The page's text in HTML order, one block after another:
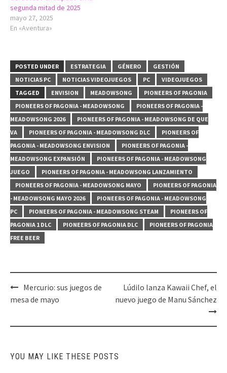
segunda mitad de 2025
mayo 27, 2025
En «Aventura»
POSTED UNDER ESTRATEGIA GÉNERO
GESTIÓN
NOTICIAS PC
NOTICIAS VIDEOJUEGOS PC
VIDEOJUEGOS
TAGGED
ENVISION MEADOWSONG
PIONEERS OF PAGONIA
PIONEERS OF PAGONIA - MEADOWSONG
PIONEERS OF PAGONIA -
MEADOWSONG 2026
PIONEERS OF PAGONIA - MEADOWSONG DE QUE
VA
PIONEERS OF PAGONIA - MEADOWSONG DLC
PIONEERS OF
PAGONIA - MEADOWSONG ENVISION
PIONEERS OF PAGONIA -
MEADOWSONG EXPANSIÓN
PIONEERS OF PAGONIA - MEADOWSONG
JUEGO
PIONEERS OF PAGONIA - MEADOWSONG LANZAMIENTO
PIONEERS OF PAGONIA - MEADOWSONG MAYO
PIONEERS OF PAGONIA
- MEADOWSONG MAYO 2026
PIONEERS OF PAGONIA - MEADOWSONG
PC
PIONEERS OF PAGONIA - MEADOWSONG STEAM
PIONEERS OF
PAGONIA 1 DLC
PIONEERS OF PAGONIA DLC
PIONEERS OF PAGONIA
FREE BEER
Post
navigation
Mercurio: sus juegos de
mesa de mayo
Lúdilo lanza Kawaii Chef, el
nuevo juego de Manu Sánchez
YOU MAY LIKE THESE POSTS